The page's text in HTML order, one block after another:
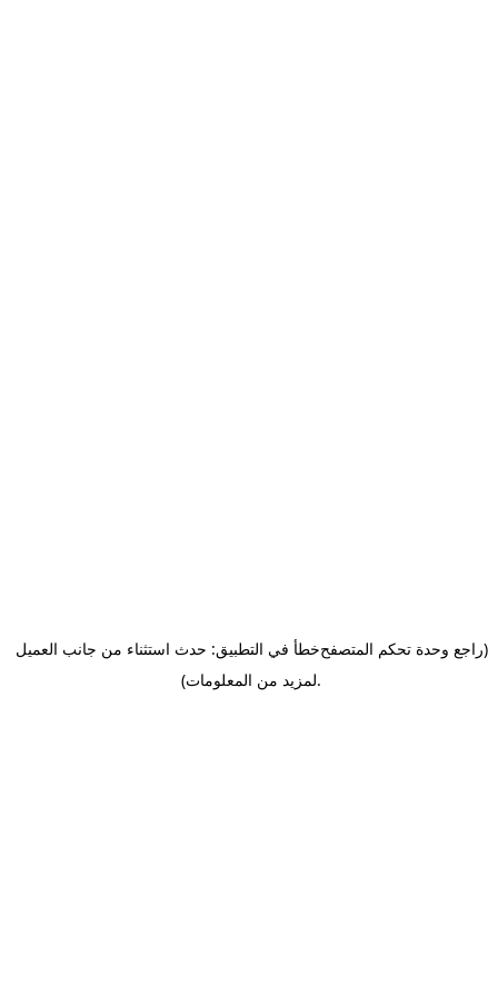
خطأ في التطبيق: حدث استثناء من جانب العميل(راجع وحدة تحكم المتصفح
لمزيد من المعلومات).